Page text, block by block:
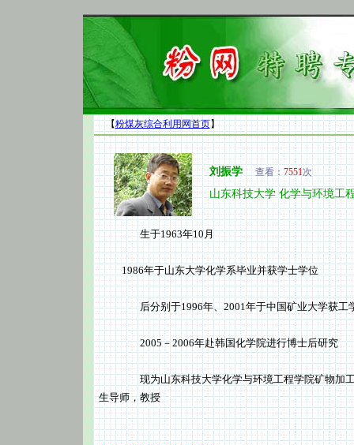
【粉煤灰综合利用网首页】
刘振学 查看：7551次
山东科技大学 化学与环境工
生于1963年10月
1986年于山东大学化学系毕业并获学士学位
后分别于1996年、2001年于中国矿业大学获工学
2005－2006年赴韩国化学院进行博士后研究
现为山东科技大学化学与环境工程学院矿物加工
生导师，教授